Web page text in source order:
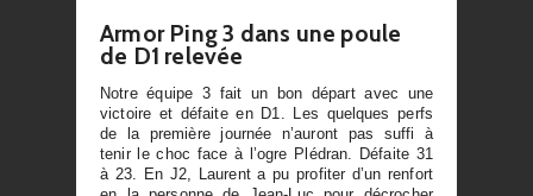
Armor Ping 3 dans une poule
de D1 relevée
Notre équipe 3 fait un bon départ avec une
victoire et défaite en D1. Les quelques perfs
de la première journée n’auront pas suffi à
tenir le choc face à l’ogre Plédran. Défaite 31
à 23. En J2, Laurent a pu profiter d’un renfort